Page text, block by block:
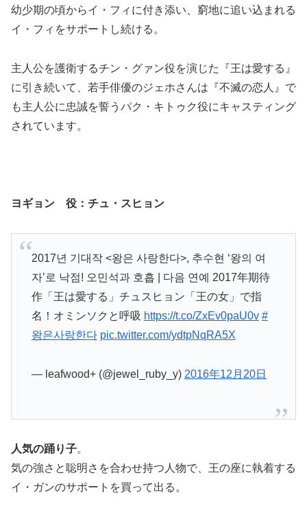
幼少期の頃からイ・フィに付き添い、窮地に追い込まれる
イ・フィをサポートし続ける。
主人公を護衛するチン・グァン役を演じた『王は愛する』
に引き続いて、若手俳優のジェホさんは『不滅の恋人』で
も主人公に忠誠を誓うパク・キトゥク役にキャスティング
されています。
ヨギョン 役：チュ・スヒョン
2017년 기대작 <왕은 사랑한다>, 추수현 ‘왕의 여
자’로 낙점! 오민석과 호흡 | 다음 연예 2017年期待
作「王は愛する」チュスヒョン「王の女」で指
名！オミンソクと呼吸 https://t.co/ZxEv0paU0v #
왕은사랑한다 pic.twitter.com/ydtpNqRA5X
— leafwood+ (@jewel_ruby_y) 2016年12月20日
人気の踊り子。
気の強さと聡明さを合わせ持つ人物で、王の座に執着する
イ・ガンのサポートを買って出る。